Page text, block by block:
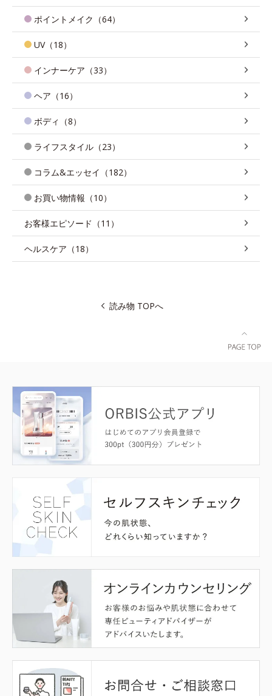
ポイントメイク（64）
UV（18）
インナーケア（33）
ヘア（16）
ボディ（8）
ライフスタイル（23）
コラム&エッセイ（182）
お買い物情報（10）
お客様エピソード（11）
ヘルスケア（18）
読み物 TOPへ